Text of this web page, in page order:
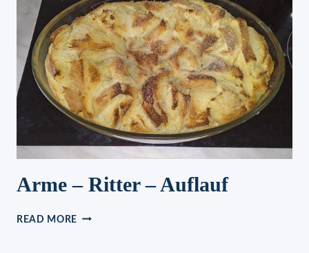
FLEISCH
Arme – Ritter – Auflauf
READ MORE ARME